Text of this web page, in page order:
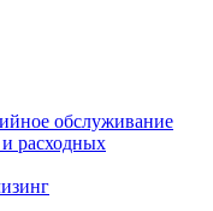
обслуживание
расходных